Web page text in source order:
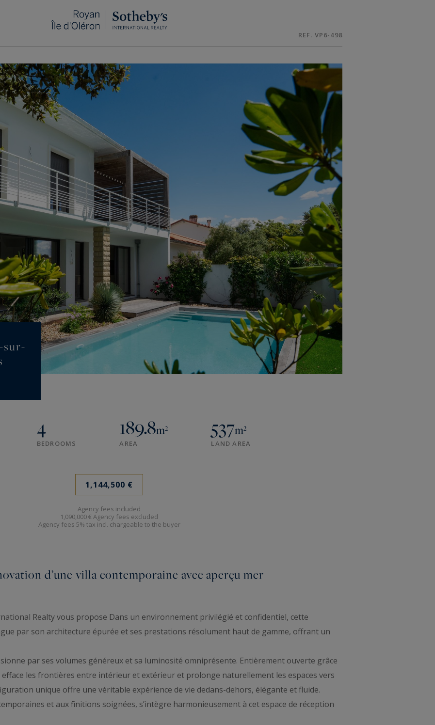
REF. VP6-498
sur-
4
BEDROOMS
189.8m²
AREA
537m²
LAND AREA
1,144,500 €
Agency fees included
1,090,000 € Agency fees excluded
Agency fees 5% tax incl. chargeable to the buyer
d’une villa contemporaine avec aperçu mer
Realty vous propose Dans un environnement privilégié et confidentiel, cette
par son architecture épurée et ses prestations résolument haut de gamme, offrant un
par ses volumes généreux et sa luminosité omniprésente. Entièrement ouverte grâce
efface les frontières entre intérieur et extérieur et prolonge naturellement les espaces vers
unique offre une véritable expérience de vie dedans-dehors, élégante et fluide.
et aux finitions soignées, s’intègre harmonieusement à cet espace de réception